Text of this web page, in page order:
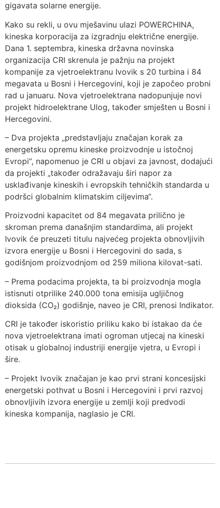
gigavata solarne energije.
Kako su rekli, u ovu mješavinu ulazi POWERCHINA,
kineska korporacija za izgradnju električne energije.
Dana 1. septembra, kineska državna novinska
organizacija CRI skrenula je pažnju na projekt
kompanije za vjetroelektranu Ivovik s 20 turbina i 84
megavata u Bosni i Hercegovini, koji je započeo probni
rad u januaru. Nova vjetroelektrana nadopunjuje novi
projekt hidroelektrane Ulog, također smješten u Bosni i
Hercegovini.
– Dva projekta „predstavljaju značajan korak za
energetsku opremu kineske proizvodnje u istočnoj
Evropi“, napomenuo je CRI u objavi za javnost, dodajući
da projekti „također odražavaju širi napor za
usklađivanje kineskih i evropskih tehničkih standarda u
podršci globalnim klimatskim ciljevima“.
Proizvodni kapacitet od 84 megavata prilično je
skroman prema današnjim standardima, ali projekt
Ivovik će preuzeti titulu najvećeg projekta obnovljivih
izvora energije u Bosni i Hercegovini do sada, s
godišnjom proizvodnjom od 259 miliona kilovat-sati.
– Prema podacima projekta, ta bi proizvodnja mogla
istisnuti otprilike 240.000 tona emisija ugljičnog
dioksida (CO₂) godišnje, naveo je CRI, prenosi Indikator.
CRI je također iskoristio priliku kako bi istakao da će
nova vjetroelektrana imati ogroman utjecaj na kineski
otisak u globalnoj industriji energije vjetra, u Evropi i
šire.
– Projekt Ivovik značajan je kao prvi strani koncesijski
energetski pothvat u Bosni i Hercegovini i prvi razvoj
obnovljivih izvora energije u zemlji koji predvodi
kineska kompanija, naglasio je CRI.